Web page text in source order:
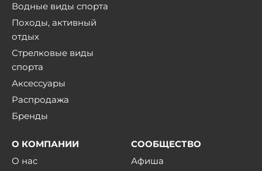
Водные виды спорта
Походы, активный
отдых
Стрелковые виды
спорта
Аксессуары
Распродажа
Бренды
О КОМПАНИИ
О нас
СООБЩЕСТВО
Афиша